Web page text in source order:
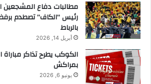
مطالبات دفاع المشجعين
رئيس “الكاف” تصطدم برفض
بالرباط
أبريل 14, 2026
الكوكب يطرح تذاكر مباراة
بمراكش
يونيو 6, 2026